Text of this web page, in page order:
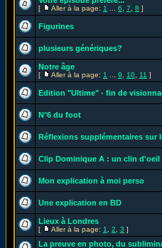
[ Aller à la page: 1 6 7 8 ]
Figurines
plusieurs génériques?
Notre âge
[ Aller à la page: 1 9 10 11 ]
Edition "Ultime" - fin de
N°6 du foot
Réflexions supplémentaires sur
Clip Dominique A : un clin d'oeil
Mon explication à moi perso
Une explication en BD
Lieux à Londres
[ Aller à la page: 1 2 3 ]
La preuve en photo, du